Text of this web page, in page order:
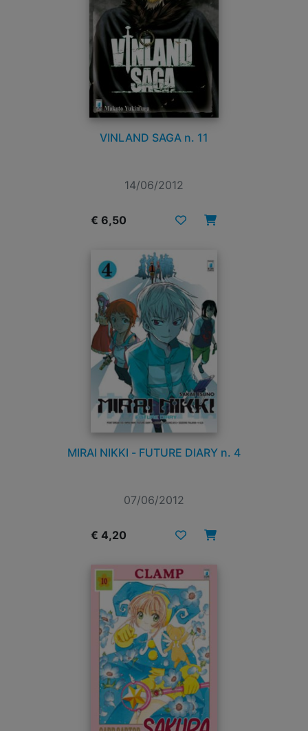
VINLAND SAGA n. 11
14/06/2012
€ 6,50
MIRAI NIKKI - FUTURE DIARY n. 4
07/06/2012
€ 4,20